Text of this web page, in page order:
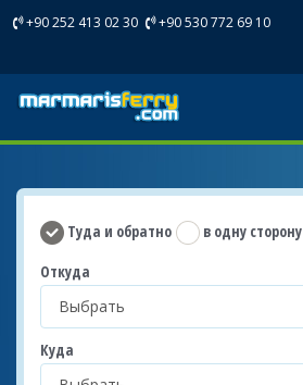
+90 252 413 02 30
+90 530 772 69 10
Туда и обратно
в одну сторону
Откуда
Куда